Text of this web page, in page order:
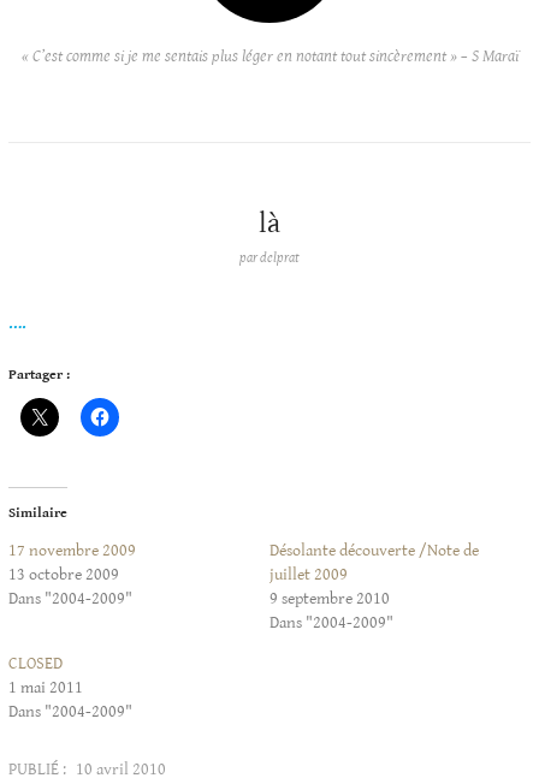
« C’est comme si je me sentais plus léger en notant tout sincèrement » – S Maraï
là
pardelprat
….
Partager :
Similaire
17 novembre 2009
13 octobre 2009
Dans "2004-2009"
Désolante découverte /Note de
juillet 2009
9 septembre 2010
Dans "2004-2009"
CLOSED
1 mai 2011
Dans "2004-2009"
PUBLIÉ : 10 avril 2010